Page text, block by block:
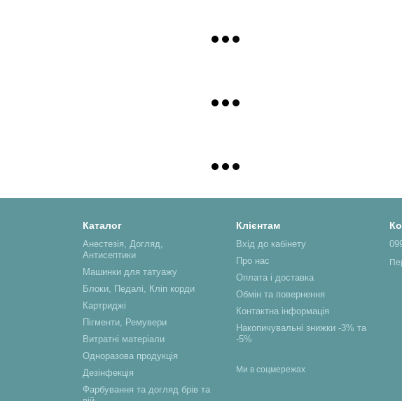
Каталог
Анестезія, Догляд,
Антисептики
Машинки для татуажу
Блоки, Педалі, Кліп корди
Картриджі
Пігменти, Ремувери
Витратні матеріали
Одноразова продукція
Дезінфекція
Фарбування та догляд брів та
Клієнтам
Вхід до кабінету
Про нас
Оплата і доставка
Обмін та повернення
Контактна інформація
Накопичувальні знижки -3% та
-5%
Ми в соцмережах